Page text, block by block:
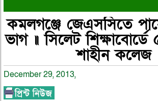
কমলগঞ্জে জেএসসিতে
ভাগ ॥ সিলেট
শাহীন কলেজ
December 29, 2013,